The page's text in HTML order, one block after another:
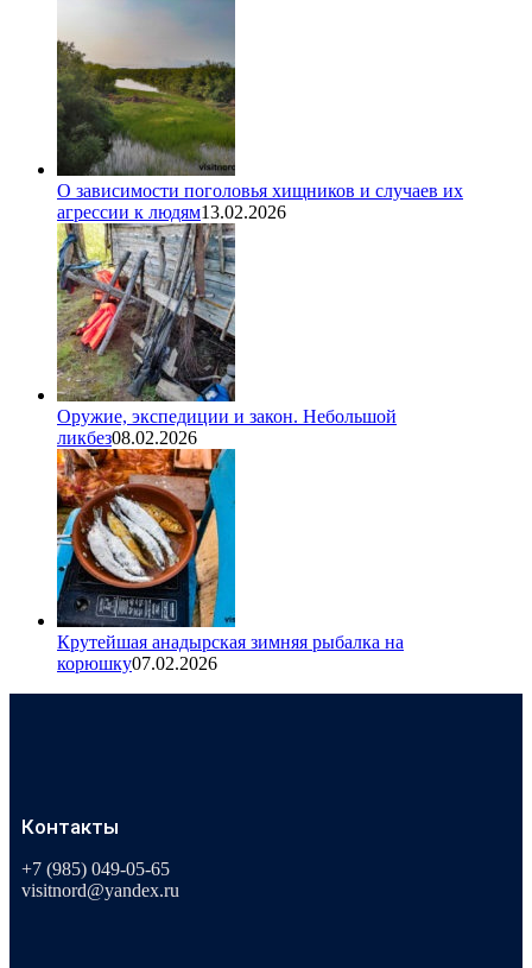
О зависимости поголовья хищников и случаев их
агрессии к людям13.02.2026
Оружие, экспедиции и закон. Небольшой
ликбез08.02.2026
Крутейшая анадырская зимняя рыбалка на
корюшку07.02.2026
Контакты
+7 (985) 049-05-65
visitnord@yandex.ru